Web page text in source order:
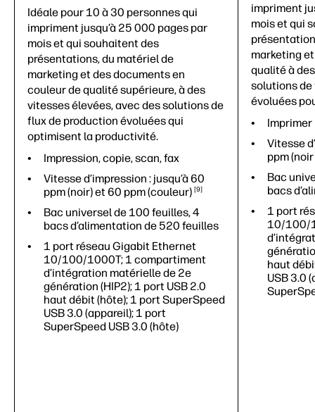
Idéale pour 10 à 30 personnes qui
impriment jusqu’à 25 000 pages par
mois et qui souhaitent des
présentations, du matériel de
marketing et des documents en
couleur de qualité supérieure, à des
vitesses élevées, avec des solutions de
flux de production évoluées qui
optimisent la productivité.
Impression, copie, scan, fax
Vitesse d’impression : jusqu’à 60
ppm (noir) et 60 ppm(couleur) 9
Bac universel de 100 feuilles, 4
bacs d’alimentation de 520 feuilles
1 port réseau Gigabit Ethernet
10/100/1000T; 1 compartiment
d’intégration matérielle de 2e
génération (HIP2); 1 port USB 2.0
haut débit (hôte); 1 port SuperSpeed
USB 3.0 (appareil); 1 port
SuperSpeed USB 3.0 (hôte)
impriment
mois et qui
marketing
qualité à
solutions
évoluées
Imprimer
Vitesse
ppm
Bac
bacs
1 port
10/100/
haut
USB 3.0